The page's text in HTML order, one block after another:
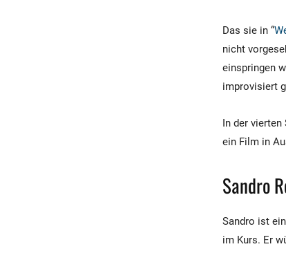
Das sie in “
nicht
einspringen
improvisiert
In der
ein Film in
Sandro
Sandro ist
im Kurs. Er